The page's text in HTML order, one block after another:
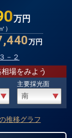
万円
）
万円
－２
場をみよう
主要採光面
推移グラフ